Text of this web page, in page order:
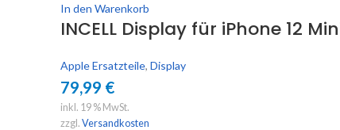
In den Warenkorb
INCELL Display für iPhone 12
Apple Ersatzteile, Display
79,99 €
inkl. 19 % MwSt.
zzgl. Versandkosten